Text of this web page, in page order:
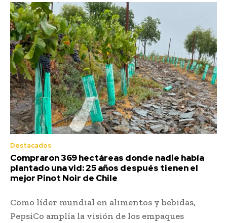
Destacados
Compraron 369 hectáreas donde nadie había
plantado una vid: 25 años después tienen el
mejor Pinot Noir de Chile
Como líder mundial en alimentos y bebidas,
PepsiCo amplía la visión de los empaques